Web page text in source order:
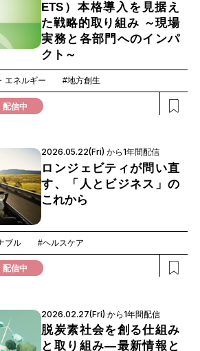
ETS）本格導入を見据え
た戦略的取り組み ～現場
実務と各部門へのインパ
クト～
エネルギー #地方創生
配信中
2026.05.22(Fri) から1年間配信
ロンジェビティが問い直
す、「人とビジネス」の
これから
ブル #ヘルスケア
配信中
2026.02.27(Fri) から1年間配信
脱炭素社会を創る仕組み
と取り組み―最新情報と